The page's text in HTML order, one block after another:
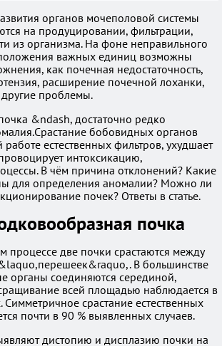
органов мочеполовой системы
на продуцировании, фильтрации,
из организма. На фоне неправильного
важных единиц возможны
как почечная недостаточность,
расширение почечной лоханки,
проблемы.
&ndash, достаточно редко
бобовидных органов
естественных фильтров, ухудшает
интоксикацию,
В чём причина отклонений? Какие
для определения аномалии? Можно ли
почек? Ответы в статье.
почка
процессе две почки срастаются между
В большинстве
органы соединяются серединой,
всей площадью наблюдается в
срастание естественных
почти в 90 % выявленных случаев.
дистопию и дисплазию почки на